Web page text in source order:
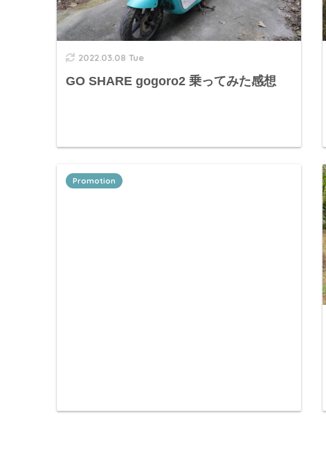
2022.03.08 Tue
GO SHARE gogoro2 乗ってみた感想
Promotion